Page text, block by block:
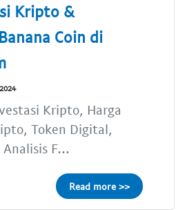
Kripto &
Coin di
Kripto, Harga
Token Digital,
Analisis F...
Read more >>